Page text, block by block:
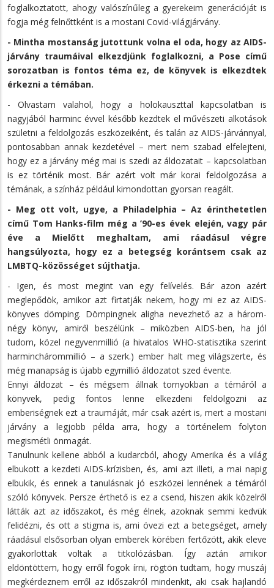
foglalkoztatott, ahogy valószínűleg a gyerekeim generációját is
fogja még felnőttként is a mostani Covid-világjárvány.
- Mintha mostanság jutottunk volna el oda, hogy az AIDS-
járvány traumáival elkezdjünk foglalkozni, a Pose című
sorozatban is fontos téma ez, de könyvek is elkezdtek
érkezni a témában.
- Olvastam valahol, hogy a holokauszttal kapcsolatban is
nagyjából harminc évvel később kezdtek el művészeti alkotások
születni a feldolgozás eszközeiként, és talán az AIDS-járvánnyal,
pontosabban annak kezdetével – mert nem szabad elfelejteni,
hogy ez a járvány még mai is szedi az áldozatait – kapcsolatban
is ez történik most. Bár azért volt már korai feldolgozása a
témának, a színház például kimondottan gyorsan reagált.
- Meg ott volt, ugye, a Philadelphia – Az érinthetetlen
című Tom Hanks-film még a ’90-es évek elején, vagy pár
éve a Mielőtt meghaltam, ami ráadásul végre
hangsúlyozta, hogy ez a betegség korántsem csak az
LMBTQ-közösséget sújthatja.
- Igen, és most megint van egy felívelés. Bár azon azért
meglepődök, amikor azt firtatják nekem, hogy mi ez az AIDS-
könyves dömping. Dömpingnek aligha nevezhető az a három-
négy könyv, amiről beszélünk – miközben AIDS-ben, ha jól
tudom, közel negyvenmillió (a hivatalos WHO-statisztika szerint
harminchárommillió – a szerk.) ember halt meg világszerte, és
még manapság is újabb egymillió áldozatot szed évente.
Ennyi áldozat – és mégsem állnak tornyokban a témáról a
könyvek, pedig fontos lenne elkezdeni feldolgozni az
emberiségnek ezt a traumáját, már csak azért is, mert a mostani
járvány a legjobb példa arra, hogy a történelem folyton
megismétli önmagát.
Tanulnunk kellene abból a kudarcból, ahogy Amerika és a világ
elbukott a kezdeti AIDS-krízisben, és, ami azt illeti, a mai napig
elbukik, és ennek a tanulásnak jó eszközei lennének a témáról
szóló könyvek. Persze érthető is ez a csend, hiszen akik közelről
látták azt az időszakot, és még élnek, azoknak semmi kedvük
felidézni, és ott a stigma is, ami övezi ezt a betegséget, amely
ráadásul elsősorban olyan emberek körében fertőzött, akik eleve
gyakorlottak voltak a titkolózásban. Így aztán amikor
eldöntöttem, hogy erről fogok írni, rögtön tudtam, hogy muszáj
megkérdeznem erről az időszakról mindenkit, aki csak hajlandó